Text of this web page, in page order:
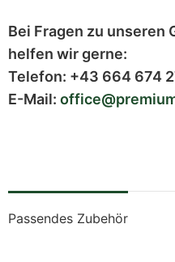
Bei Fragen zu unseren
helfen wir gerne:
Telefon: +43 664 674
E-Mail:
Passendes Zubehör